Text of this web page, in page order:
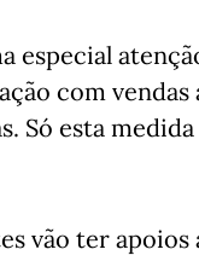
especial
com
Só esta
vão ter